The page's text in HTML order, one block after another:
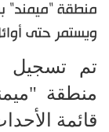
منطقة "ميمند"
ويستمر حتى
تم تسجيل
منطقة
قائمة